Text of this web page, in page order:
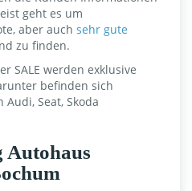
geht es um
aber auch sehr gute
zu finden.
SALE werden exklusive
befinden sich
Seat, Skoda
Autohaus